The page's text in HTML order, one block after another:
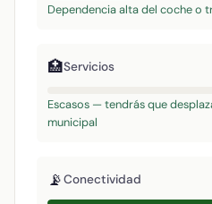
Dependencia alta del coche o
🏥Servicios
Escasos — tendrás que
municipal
📡Conectividad